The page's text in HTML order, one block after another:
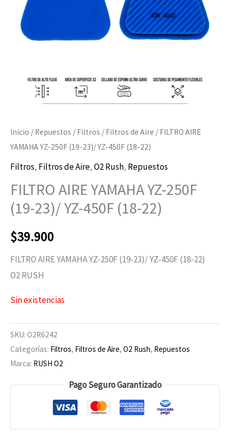
Inicio / Repuestos / Filtros / Filtros de Aire / FILTRO AIRE
YAMAHA YZ-250F (19-23)/ YZ-450F (18-22)
Filtros, Filtros de Aire,O2 Rush, Repuestos
FILTRO AIRE YAMAHA YZ-250F
(19-23)/ YZ-450F (18-22)
$39.900
FILTRO AIRE YAMAHA YZ-250F (19-23)/ YZ-450F (18-22)
O2 RUSH
Sin existencias
SKU: O2R6242
Categorías: Filtros, Filtros de Aire, O2 Rush, Repuestos
Marca: RUSH O2
Pago Seguro Garantizado